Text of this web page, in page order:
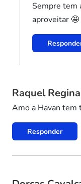
Sempre tem
aproveitar 🤩
Raquel
Amo a Havan tem
Responder